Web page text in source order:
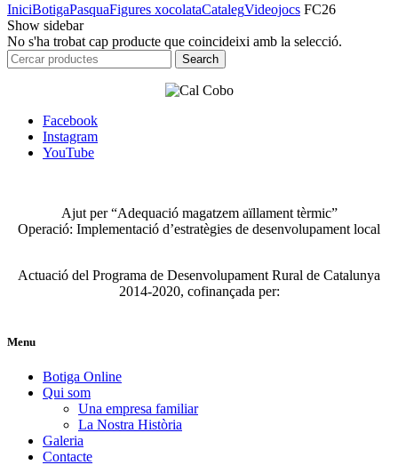
IniciBotigaPasquaFigures xocolataCatalegVideojocs FC26
Show sidebar
No s'ha trobat cap producte que coincideixi amb la selecció.
Search
for:
Search
Facebook
Instagram
YouTube
Ajut per “Adequació magatzem aïllament tèrmic”
Operació: Implementació d’estratègies de desenvolupament local
Actuació del Programa de Desenvolupament Rural de Catalunya
2014-2020, cofinançada per:
Menu
Botiga Online
Qui som
Una empresa familiar
La Nostra Història
Galeria
Contacte